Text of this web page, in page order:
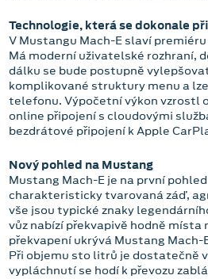
Technologie, která se dokonale
V Mustangu Mach-E slaví
Má moderní uživatelské rozhraní,
dálku se bude postupně
komplikované struktury menu a
telefonu. Výpočetní výkon vzrostl
online připojení s cloudovými
bezdrátové připojení k Apple
Nový pohled na Mustang
Mustang Mach-E je na první
charakteristicky tvarovaná záď,
vše jsou typické znaky
vůz nabízí překvapivě hodně
překvapení ukrývá Mustang
Při objemu sto litrů je dostatečně
vypláchnutí se hodí k převozu